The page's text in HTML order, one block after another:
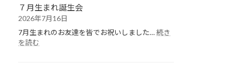
７月生まれ誕生会
2026年7月16日
7月生まれのお友達を皆でお祝いしました…続き
を読む